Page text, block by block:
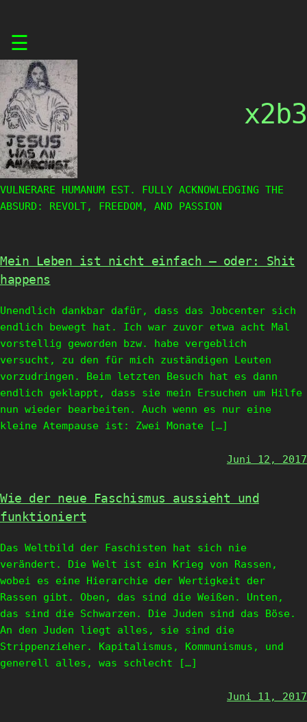
content
☰
x2b3
VULNERARE HUMANUM EST. FULLY ACKNOWLEDGING THE
ABSURD: REVOLT, FREEDOM, AND PASSION
Mein Leben ist nicht einfach – oder: Shit
happens
Unendlich dankbar dafür, dass das Jobcenter sich
endlich bewegt hat. Ich war zuvor etwa acht Mal
vorstellig geworden bzw. habe vergeblich
versucht, zu den für mich zuständigen Leuten
vorzudringen. Beim letzten Besuch hat es dann
endlich geklappt, dass sie mein Ersuchen um Hilfe
nun wieder bearbeiten. Auch wenn es nur eine
kleine Atempause ist: Zwei Monate […]
Juni 12, 2017
Wie der neue Faschismus aussieht und
funktioniert
Das Weltbild der Faschisten hat sich nie
verändert. Die Welt ist ein Krieg von Rassen,
wobei es eine Hierarchie der Wertigkeit der
Rassen gibt. Oben, das sind die Weißen. Unten,
das sind die Schwarzen. Die Juden sind das Böse.
An den Juden liegt alles, sie sind die
Strippenzieher. Kapitalismus, Kommunismus, und
generell alles, was schlecht […]
Juni 11, 2017